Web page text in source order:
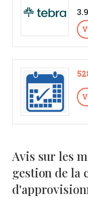
3.9
Avis sur les
gestion de la